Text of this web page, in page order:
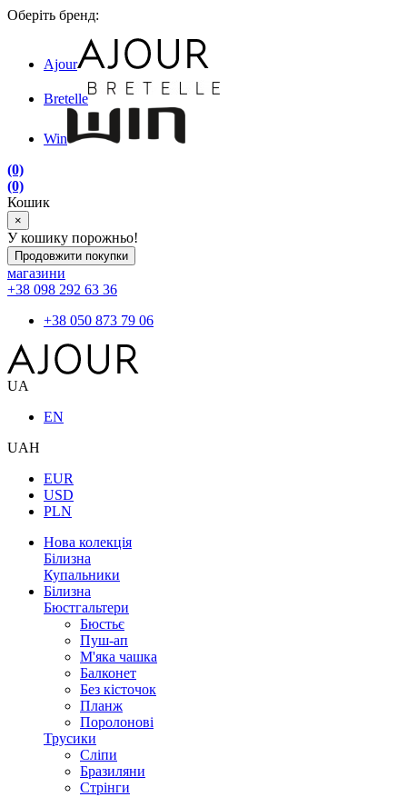
Оберіть бренд:
Ajour
Bretelle
Win
(0)
(0)
Кошик
×
У кошику порожньо!
Продовжити покупки
магазини
+38 098 292 63 36
+38 050 873 79 06
UA
EN
UAH
EUR
USD
PLN
Нова колекція
Білизна
Купальники
Білизна
Бюстгальтери
Бюстьє
Пуш-ап
М'яка чашка
Балконет
Без кісточок
Планж
Поролонові
Трусики
Сліпи
Бразиляни
Стрінги